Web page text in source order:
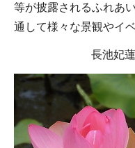
等が披露されるふれあ
通して様々な景観やイ
長池妃